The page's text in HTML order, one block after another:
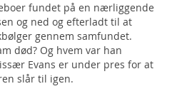
fundet på en nærliggende
og ned og efterladt til at
gennem samfundet.
død? Og hvem var han
Evans er under pres for at
slår til igen.